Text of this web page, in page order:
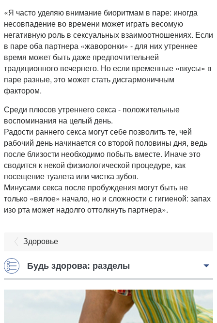
«Я часто уделяю внимание биоритмам в паре: иногда
несовпадение во времени может играть весомую
негативную роль в сексуальных взаимоотношениях. Если
в паре оба партнера «жаворонки» - для них утреннее
время может быть даже предпочтительней
традиционного вечернего. Но если временные «вкусы» в
паре разные, это может стать дисгармоничным
фактором.
Среди плюсов утреннего секса - положительные
воспоминания на целый день.
Радости раннего секса могут себе позволить те, чей
рабочий день начинается со второй половины дня, ведь
после близости необходимо побыть вместе. Иначе это
сводится к некой физиологической процедуре, как
посещение туалета или чистка зубов.
Минусами секса после пробуждения могут быть не
только «вялое» начало, но и сложности с гигиеной: запах
изо рта может надолго оттолкнуть партнера».
Здоровье
Будь здорова: разделы